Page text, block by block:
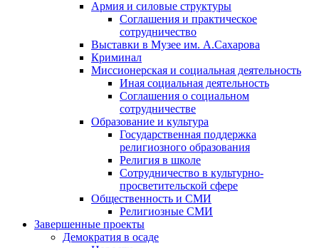
Армия и силовые структуры
Соглашения и практическое
сотрудничество
Выставки в Музее им. А.Сахарова
Криминал
Миссионерская и социальная деятельность
Иная социальная деятельность
Соглашения о социальном
сотрудничестве
Образование и культура
Государственная поддержка
религиозного образования
Религия в школе
Сотрудничество в культурно-
просветительской сфере
Общественность и СМИ
Религиозные СМИ
Завершенные проекты
Демократия в осаде